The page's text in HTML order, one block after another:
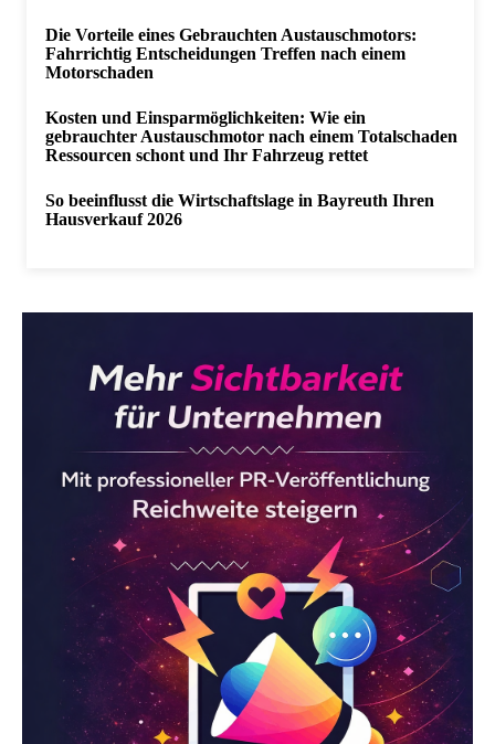
Die Vorteile eines Gebrauchten Austauschmotors:
Fahrrichtig Entscheidungen Treffen nach einem
Motorschaden
Kosten und Einsparmöglichkeiten: Wie ein
gebrauchter Austauschmotor nach einem Totalschaden
Ressourcen schont und Ihr Fahrzeug rettet
So beeinflusst die Wirtschaftslage in Bayreuth Ihren
Hausverkauf 2026